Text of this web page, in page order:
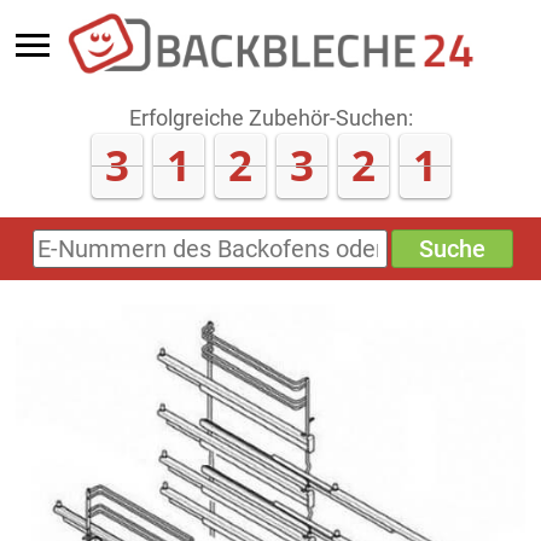
Erfolgreiche Zubehör-Suchen:
3 1 2 3 2 1
E-
Nummern
Suche